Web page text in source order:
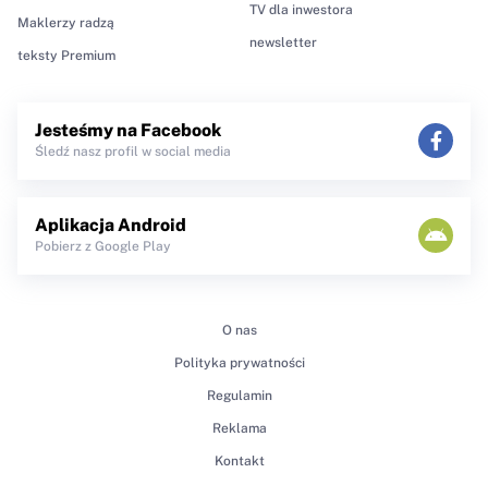
Maklerzy radzą
teksty Premium
TV dla inwestora
newsletter
Jesteśmy na Facebook
Śledź nasz profil w social media
Aplikacja Android
Pobierz z Google Play
O nas
Polityka prywatności
Regulamin
Reklama
Kontakt